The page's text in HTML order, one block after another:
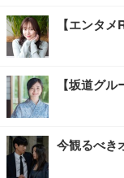
【エンタ
【坂道グ
今観るべき